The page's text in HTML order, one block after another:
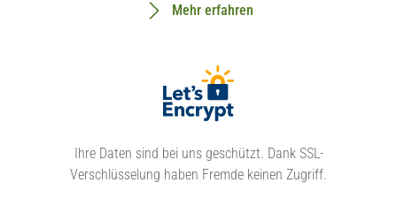
Mehr erfahren
Ihre Daten sind bei uns geschützt. Dank SSL-
Verschlüsselung haben Fremde keinen Zugriff.